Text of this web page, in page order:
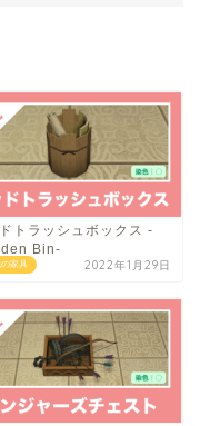
家具
トラッシュボックス -
Bin-
2022年1月29日